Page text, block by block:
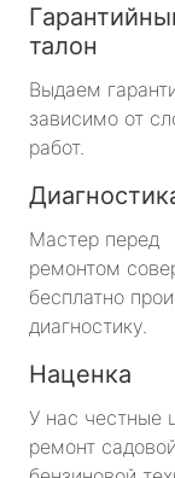
талон
Выдаем
зависимо от
работ.
Мастер перед
ремонтом
бесплатно
диагностику.
Наценка
У нас честные
ремонт